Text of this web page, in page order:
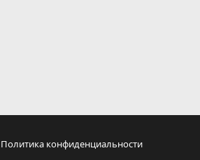
Политика конфиденциальности